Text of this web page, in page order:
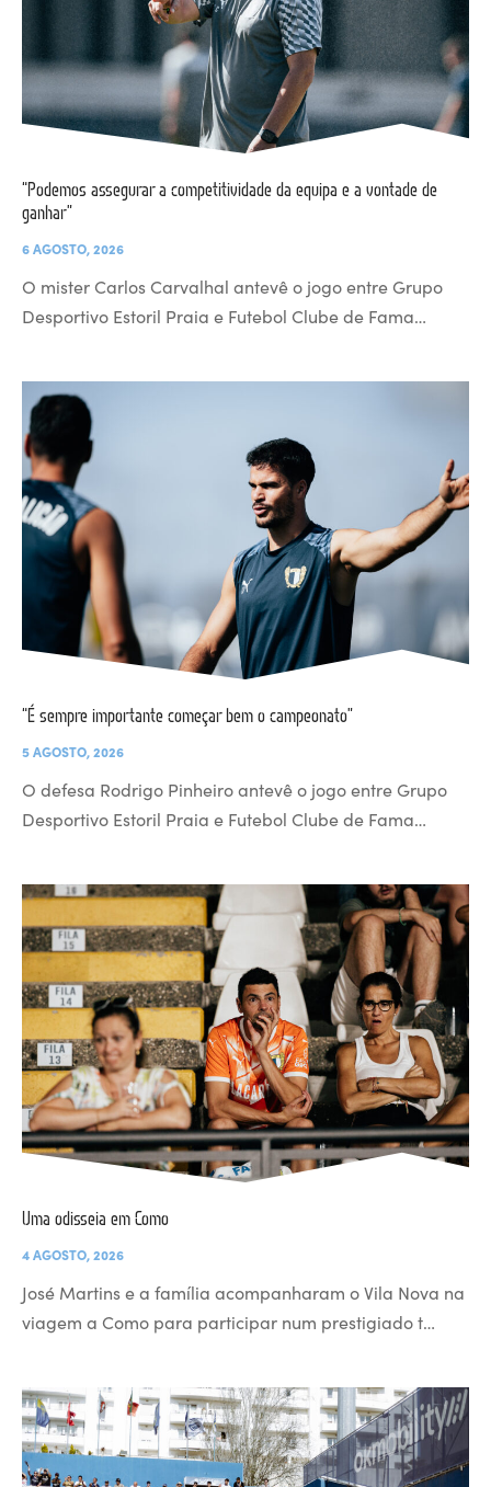
“Podemos assegurar a competitividade da equipa e a vontade de
ganhar”
6 AGOSTO, 2026
O mister Carlos Carvalhal antevê o jogo entre Grupo
Desportivo Estoril Praia e Futebol Clube de Fama…
“É sempre importante começar bem o campeonato”
5 AGOSTO, 2026
O defesa Rodrigo Pinheiro antevê o jogo entre Grupo
Desportivo Estoril Praia e Futebol Clube de Fama…
Uma odisseia em Como
4 AGOSTO, 2026
José Martins e a família acompanharam o Vila Nova na
viagem a Como para participar num prestigiado t…